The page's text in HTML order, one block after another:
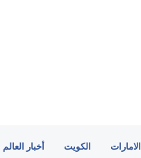
الامارات الكويت أخبار العالم